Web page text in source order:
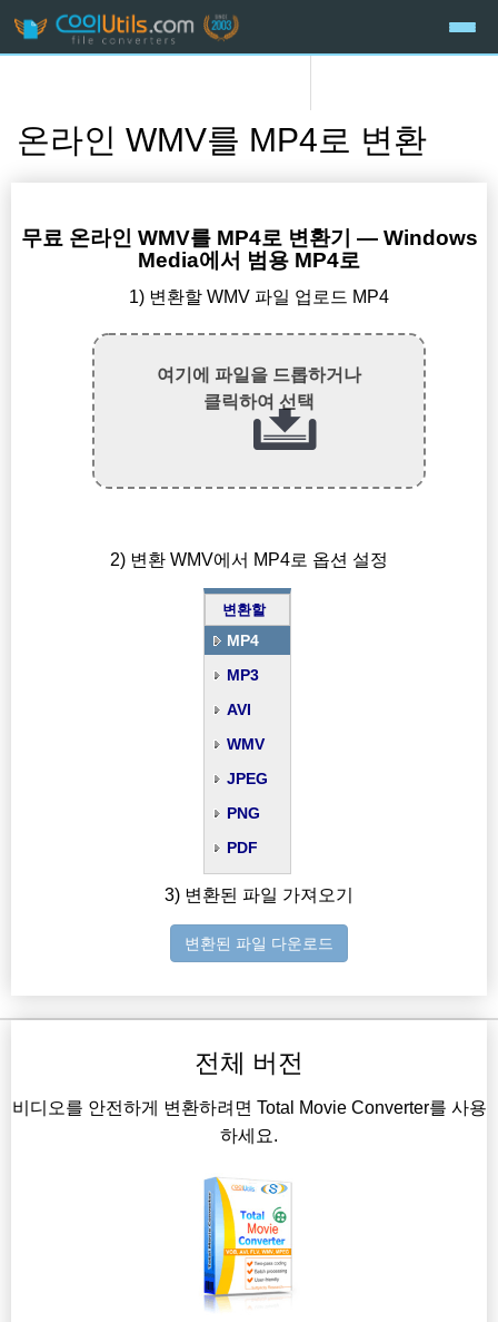
온라인 WMV를 MP4로 변환
무료 온라인 WMV를 MP4로 변환기 — Windows
Media에서 범용 MP4로
1) 변환할 WMV 파일 업로드 MP4
여기에 파일을 드롭하거나
클릭하여 선택
2) 변환 WMV에서 MP4로 옵션 설정
변환할
MP4
MP3
AVI
WMV
JPEG
PNG
PDF
3) 변환된 파일 가져오기
변환된 파일 다운로드
전체 버전
비디오를 안전하게 변환하려면 Total Movie Converter를 사용
하세요.